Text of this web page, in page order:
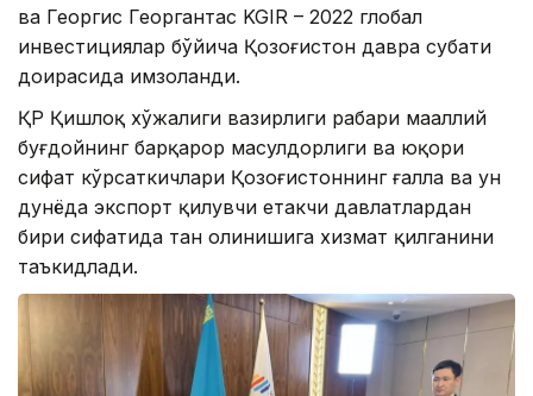
ва Георгис Георгантас KGIR – 2022 глобал
инвестициялар бўйича Қозоғистон давра суҳбати
доирасида имзоланди.
ҚР Қишлоқ хўжалиги вазирлиги раҳбари маҳаллий
буғдойнинг барқарор маҳсулдорлиги ва юқори
сифат кўрсаткичлари Қозоғистоннинг ғалла ва ун
дунёда экспорт қилувчи етакчи давлатлардан
бири сифатида тан олинишига хизмат қилганини
таъкидлади.